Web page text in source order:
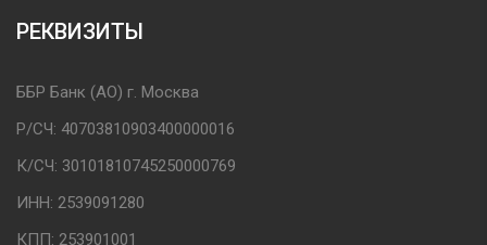
РЕКВИЗИТЫ
ББР Банк (АО) г. Москва
Р/СЧ: 40703810903400000016
К/СЧ: 30101810745250000769
ИНН: 2539091280
КПП: 253901001